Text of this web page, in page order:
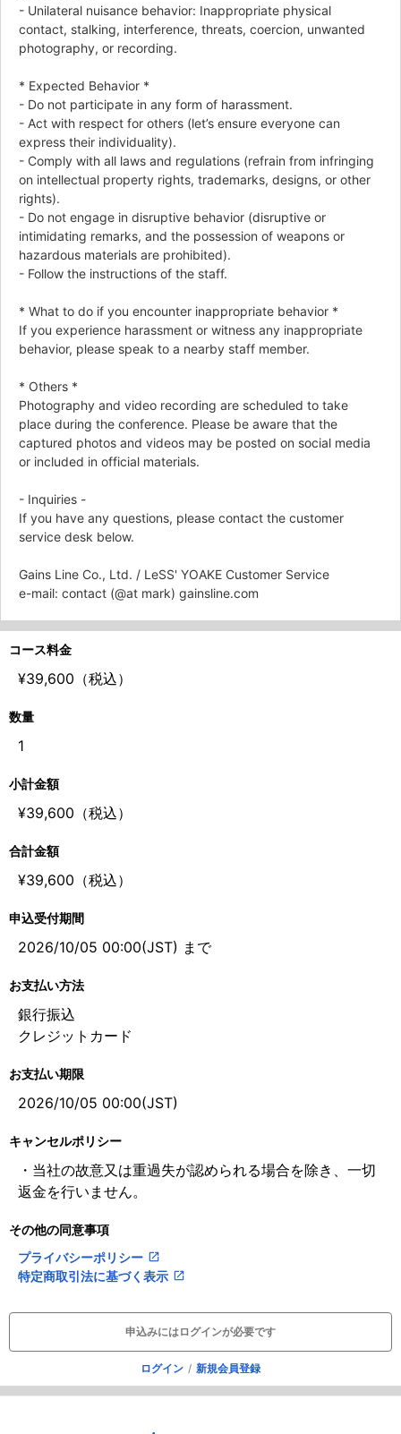
- Unilateral nuisance behavior: Inappropriate physical
contact, stalking, interference, threats, coercion, unwanted
photography, or recording.
* Expected Behavior *
- Do not participate in any form of harassment.
- Act with respect for others (let’s ensure everyone can
express their individuality).
- Comply with all laws and regulations (refrain from infringing
on intellectual property rights, trademarks, designs, or other
rights).
- Do not engage in disruptive behavior (disruptive or
intimidating remarks, and the possession of weapons or
hazardous materials are prohibited).
- Follow the instructions of the staff.
* What to do if you encounter inappropriate behavior *
If you experience harassment or witness any inappropriate
behavior, please speak to a nearby staff member.
* Others *
Photography and video recording are scheduled to take
place during the conference. Please be aware that the
captured photos and videos may be posted on social media
or included in official materials.
- Inquiries -
If you have any questions, please contact the customer
service desk below.
Gains Line Co., Ltd. / LeSS' YOAKE Customer Service
e-mail: contact (@at mark) gainsline.com
コース料金
¥39,600（税込）
数量
1
小計金額
¥39,600（税込）
合計金額
¥39,600（税込）
申込受付期間
2026/10/05 00:00(JST) まで
お支払い方法
銀行振込
クレジットカード
お支払い期限
2026/10/05 00:00(JST)
キャンセルポリシー
・当社の故意又は重過失が認められる場合を除き、一切
返金を行いません。
その他の同意事項
プライバシーポリシー open_in_new
特定商取引法に基づく表示 open_in_new
申込みにはログインが必要です
ログイン / 新規会員登録